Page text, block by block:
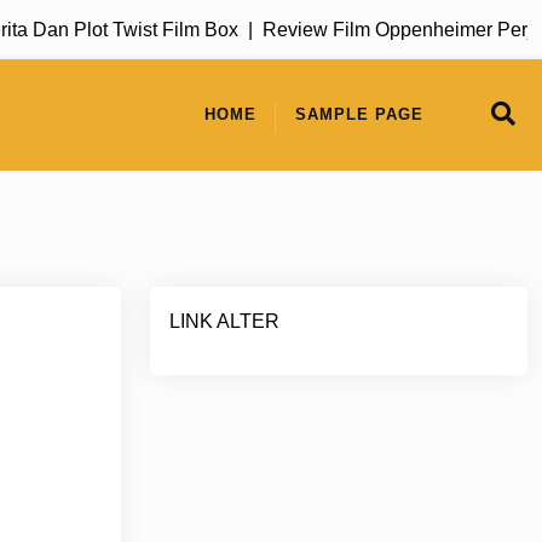
Plot Twist Film Box |Review Film Oppenheimer
HOME SAMPLE PAGE
LINK ALTER